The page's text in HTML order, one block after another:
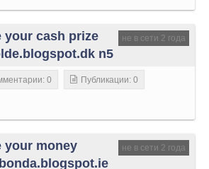
не в сети 2 года
your cash prize
n5
0 Публикации: 0
не в сети 2 года
your money